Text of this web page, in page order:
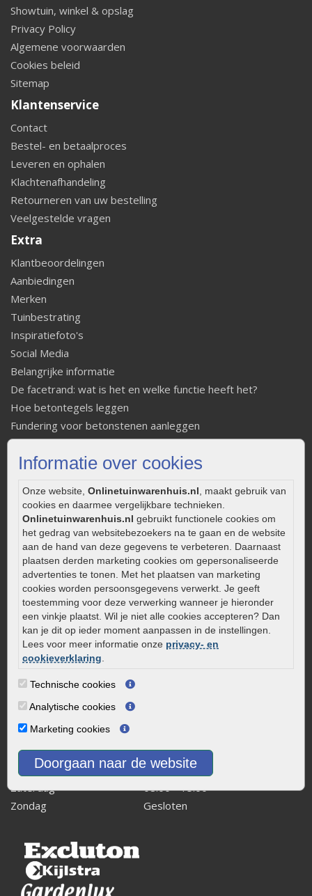
Informatie over cookies
Onze website, Onlinetuinwarenhuis.nl, maakt gebruik van
cookies en daarmee vergelijkbare technieken.
Onlinetuinwarenhuis.nl gebruikt functionele cookies om
het gedrag van websitebezoekers na te gaan en de website
aan de hand van deze gegevens te verbeteren. Daarnaast
plaatsen derden marketing cookies om gepersonaliseerde
advertenties te tonen. Met het plaatsen van marketing
cookies worden persoonsgegevens verwerkt. Je geeft
toestemming voor deze verwerking wanneer je hieronder
een vinkje plaatst. Wil je niet alle cookies accepteren? Dan
kan je dit op ieder moment aanpassen in de instellingen.
Lees voor meer informatie onze privacy- en
cookieverklaring.
Technische cookies
Analytische cookies
Marketing cookies
Doorgaan naar de website
Showtuin, winkel & opslag
Privacy Policy
Algemene voorwaarden
Cookies beleid
Sitemap
Klantenservice
Contact
Bestel- en betaalproces
Leveren en ophalen
Klachtenafhandeling
Retourneren van uw bestelling
Veelgestelde vragen
Extra
Klantbeoordelingen
Aanbiedingen
Merken
Tuinbestrating
Inspiratiefoto's
Social Media
Belangrijke informatie
De facetrand: wat is het en welke functie heeft het?
Hoe betontegels leggen
Fundering voor betonstenen aanleggen
Welke tuinstijl past bij mij
Strakke tuin inrichten
Onderhoud van gebakken bestrating
Aanlegtips voor gebakken bestrating
Zelf een terras aanleggen
Kleine stadstuin inrichten
0320 – 219170
Kaapstanderweg 41
8243 RB Lelystad
info@onlinetuinwarenhuis.nl
Routebeschrijving
Dinsdag
Woensdag
Donderdag
08:00 - 17:00
Vrijdag
08:00 - 17:00
Zaterdag
08:00 - 15.00
Zondag
Gesloten